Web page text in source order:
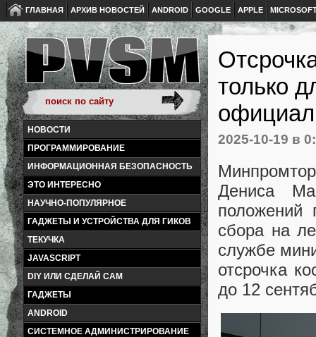
ГЛАВНАЯ АРХИВ НОВОСТЕЙ ANDROID GOOGLE APPLE
НОВОСТИ
ПРОГРАММИРОВАНИЕ
ИНФОРМАЦИОННАЯ БЕЗОПАСНОСТЬ
ЭТО ИНТЕРЕСНО
НАУЧНО-ПОПУЛЯРНОЕ
ГАДЖЕТЫ И УСТРОЙСТВА ДЛЯ ГИКОВ
ТЕКУЧКА
JAVASCRIPT
DIY ИЛИ СДЕЛАЙ САМ
ГАДЖЕТЫ
ANDROID
СИСТЕМНОЕ АДМИНИСТРИРОВАНИЕ
только
2025-10-19 в
Дениса
положений
сбора на
службе
отсрочка
до 12